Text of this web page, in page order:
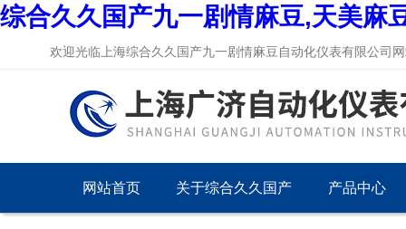
综合久久国产九一剧情麻豆,天美麻
欢迎光临上海综合久久国产九一剧情麻豆自动化仪表有限公司网站
网站首页 关于综合久久国产 产品中心